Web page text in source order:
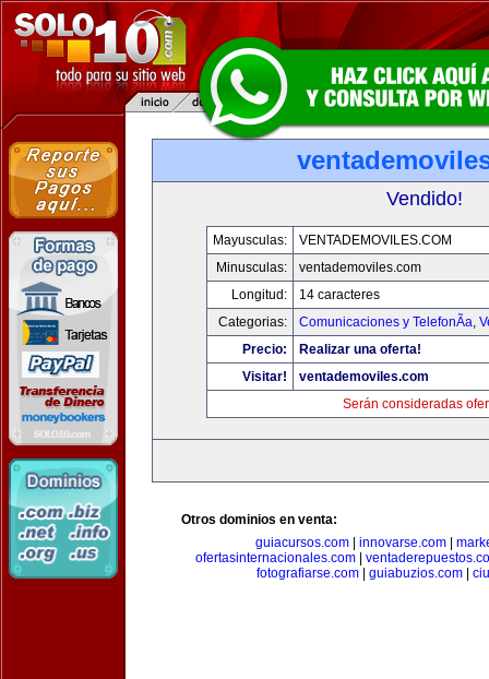
Vendido!
Mayusculas:
VENTADEMOVILES.COM
Minusculas:
ventademoviles.com
Longitud:
14 caracteres
Categorias:
Comunicaciones y TelefonÃ­a,
Precio:
Realizar una oferta!
Visitar!
ventademoviles.com
Serán consideradas
Otros dominios en venta:
guiacursos.com| innovarse.com|
ofertasinternacionales.com|
fotografiarse.com| guiabuzios.com|